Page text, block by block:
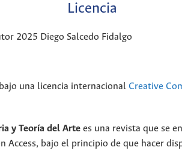
Licencia
2025 Diego Salcedo Fidalgo
una licencia internacional Creative
y Teoría del Arte es una revista que se
Access, bajo el principio de que hacer